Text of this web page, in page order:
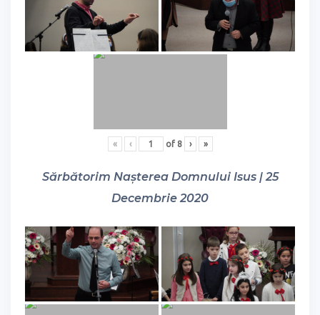
« ‹ of 8 › »
Sărbătorim Nașterea Domnului Isus | 25
Decembrie 2020